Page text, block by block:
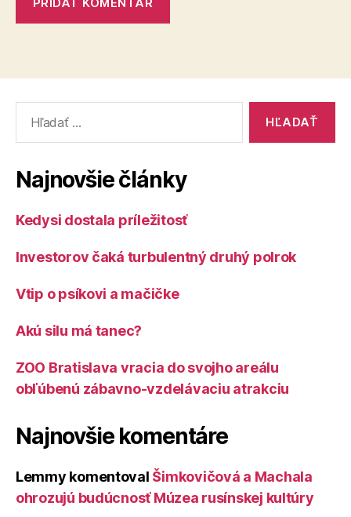
Najnovšie články
Kedysi dostala príležitosť
Investorov čaká turbulentný druhý polrok
Vtip o psíkovi a mačičke
Akú silu má tanec?
ZOO Bratislava vracia do svojho areálu
obľúbenú zábavno-vzdelávaciu atrakciu
Najnovšie komentáre
Lemmy komentoval Šimkovičová a Machala
ohrozujú budúcnosť Múzea rusínskej kultúry